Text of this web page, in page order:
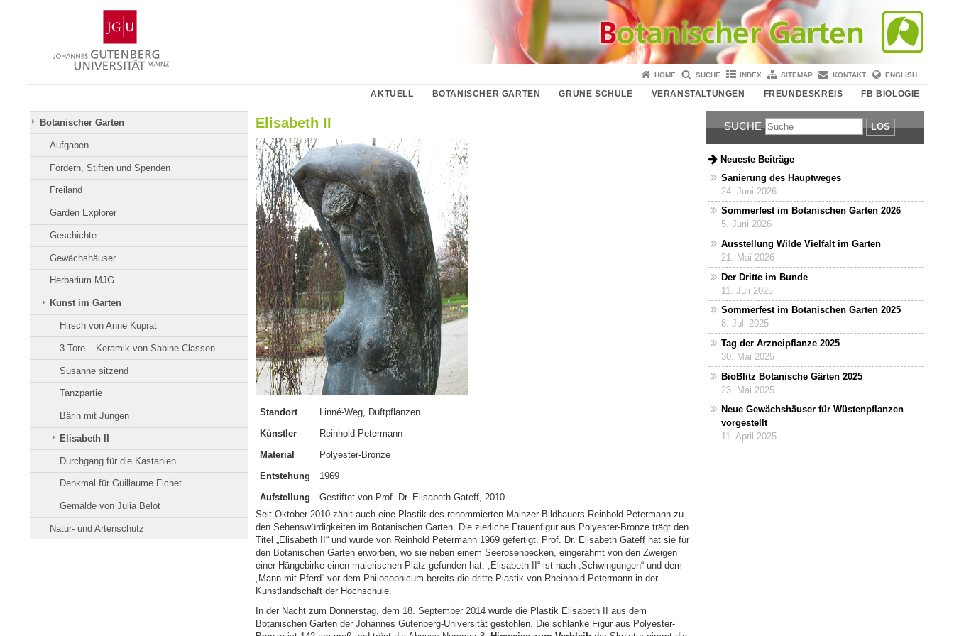
Gutenberg-
Universität
Mainz
HOME SUCHE INDEX SITEMAP KONTAKT ENGLISH
AKTUELL BOTANISCHER GARTEN GRÜNE SCHULE VERANSTALTUNGEN FREUNDESKREIS FB BIOLOGIE
Botanischer Garten
Aufgaben
Fördern, Stiften und Spenden
Freiland
Garden Explorer
Geschichte
Gewächshäuser
Herbarium MJG
Kunst im Garten
Hirsch von Anne Kuprat
3 Tore – Keramik von Sabine Classen
Susanne sitzend
Tanzpartie
Bärin mit Jungen
Elisabeth II
Durchgang für die Kastanien
Denkmal für Guillaume Fichet
Gemälde von Julia Belot
Natur- und Artenschutz
Elisabeth II
Standort
Linné-Weg, Duftpflanzen
Künstler
Reinhold Petermann
Material
Polyester-Bronze
Entstehung
1969
Aufstellung
Gestiftet von Prof. Dr. Elisabeth Gateff, 2010
Seit Oktober 2010 zählt auch eine Plastik des renommierten Mainzer Bildhauers Reinhold Petermann zu
den Sehenswürdigkeiten im Botanischen Garten. Die zierliche Frauenfigur aus Polyester-Bronze trägt den
Titel „Elisabeth II“ und wurde von Reinhold Petermann 1969 gefertigt. Prof. Dr. Elisabeth Gateff hat sie für
den Botanischen Garten erworben, wo sie neben einem Seerosenbecken, eingerahmt von den Zweigen
einer Hängebirke einen malerischen Platz gefunden hat. „Elisabeth II“ ist nach „Schwingungen“ und dem
„Mann mit Pferd“ vor dem Philosophicum bereits die dritte Plastik von Rheinhold Petermann in der
Kunstlandschaft der Hochschule.
In der Nacht zum Donnerstag, dem 18. September 2014 wurde die Plastik Elisabeth II aus dem
Botanischen Garten der Johannes Gutenberg-Universität gestohlen. Die schlanke Figur aus Polyester-
SUCHE LOS
Neueste Beiträge
Sanierung des Hauptweges
24. Juni 2026
Sommerfest im Botanischen Garten 2026
5. Juni 2026
Ausstellung Wilde Vielfalt im Garten
21. Mai 2026
Der Dritte im Bunde
11. Juli 2025
Sommerfest im Botanischen Garten 2025
8. Juli 2025
Tag der Arzneipflanze 2025
30. Mai 2025
BioBlitz Botanische Gärten 2025
23. Mai 2025
Neue Gewächshäuser für Wüstenpflanzen
vorgestellt
11. April 2025